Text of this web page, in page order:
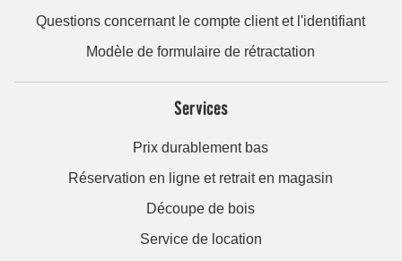
Questions concernant le compte client et l'identifiant
Modèle de formulaire de rétractation
Services
Prix durablement bas
Réservation en ligne et retrait en magasin
Découpe de bois
Service de location